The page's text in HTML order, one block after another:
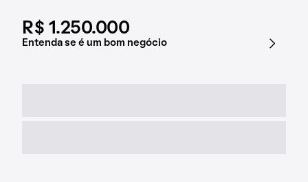
R$ 1.250.000
Entenda se é um bom negócio